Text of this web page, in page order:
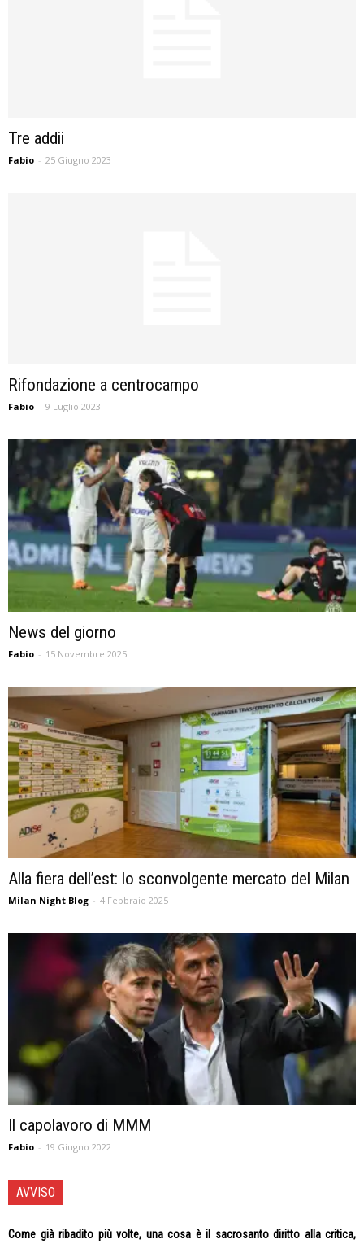
Tre addii
Fabio - 25 Giugno 2023
Rifondazione a centrocampo
Fabio - 9 Luglio 2023
News del giorno
Fabio - 15 Novembre 2025
Alla fiera dell’est: lo sconvolgente mercato del Milan
Milan Night Blog - 4 Febbraio 2025
Il capolavoro di MMM
Fabio - 19 Giugno 2022
AVVISO
Come già ribadito più volte, una cosa è il sacrosanto diritto alla critica,